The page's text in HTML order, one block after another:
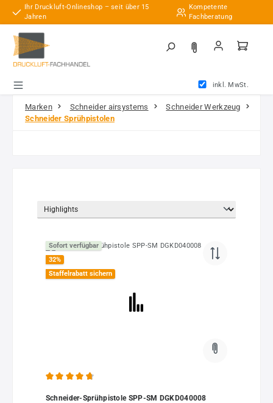
Zum Hauptinhalt springen
Ihr Druckluft-Onlineshop – seit über 15
Jahren
Kompetente
Fachberatung
inkl. MwSt.
Marken Schneider airsystems
Schneider Werkzeug
Schneider Sprühpistolen
Sofort verfügbar
32%
Staffelrabatt sichern
Schneider-Sprühpistole SPP-SM DGKD040008